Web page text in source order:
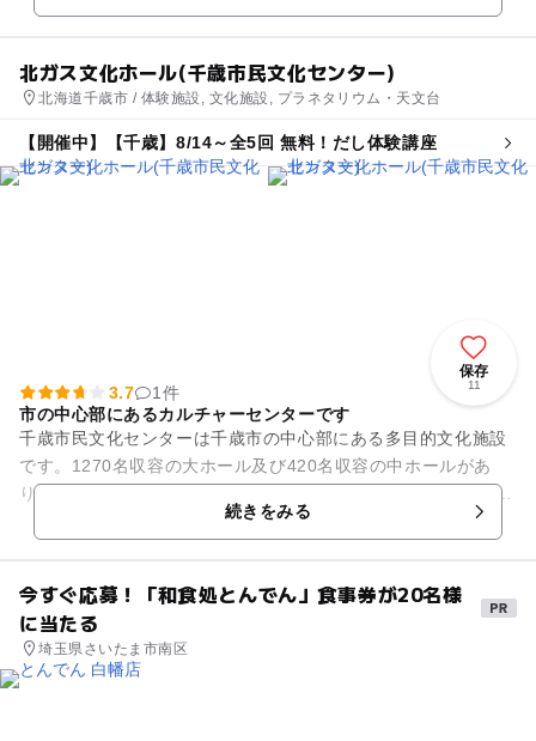
北ガス文化ホール(千歳市民文化センター)
北海道千歳市 / 体験施設, 文化施設, プラネタリウム・天文台
【開催中】【千歳】8/14～全5回 無料！だし体験講座
保存
11
3.7
1件
市の中心部にあるカルチャーセンターです
千歳市民文化センターは千歳市の中心部にある多目的文化施設
です。1270名収容の大ホール及び420名収容の中ホールがあ
り、様々な公演が行われています。 また、館内ではプラネタリ
続きをみる
今すぐ応募！「和食処とんでん」食事券が20名様
に当たる
埼玉県さいたま市南区